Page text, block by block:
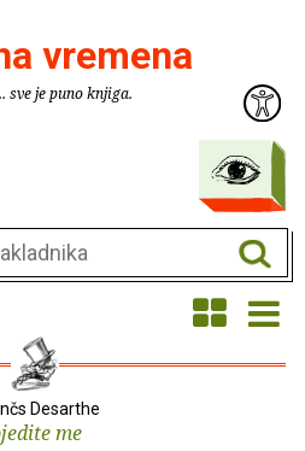
vremena
sve je puno knjiga.
Desarthe
me